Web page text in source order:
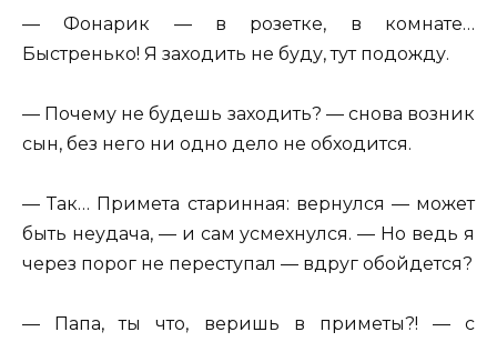
— Фонарик — в розетке, в комнате…
Быстренько! Я заходить не буду, тут подожду.
— Почему не будешь заходить? — снова возник
сын, без него ни одно дело не обходится.
— Так… Примета старинная: вернулся — может
быть неудача, — и сам усмехнулся. — Но ведь я
через порог не переступал — вдруг обойдется?
— Папа, ты что, веришь в приметы?! — с